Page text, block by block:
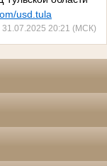
usd.tula
31.07.2025 20:21 (МСК)